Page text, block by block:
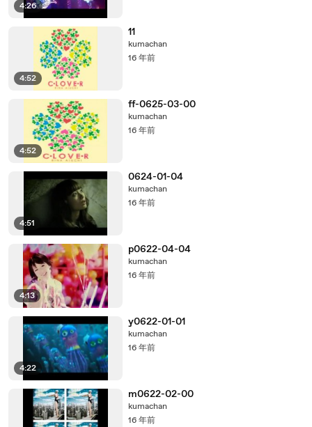
4:26
4:52
11
kumachan
16 年前
4:52
ff-0625-03-00
kumachan
16 年前
4:51
0624-01-04
kumachan
16 年前
4:13
p0622-04-04
kumachan
16 年前
4:22
y0622-01-01
kumachan
16 年前
m0622-02-00
kumachan
16 年前